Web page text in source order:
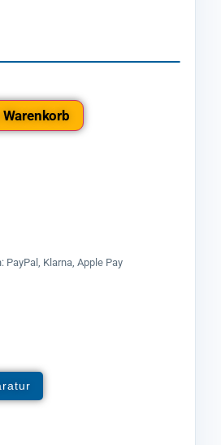
Warenkorb
PayPal, Klarna, Apple Pay